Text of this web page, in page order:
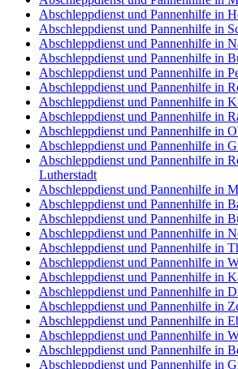
Abschleppdienst und Pannenhilfe in
Abschleppdienst und Pannenhilfe in
Abschleppdienst und Pannenhilfe in
Abschleppdienst und Pannenhilfe in
Abschleppdienst und Pannenhilfe in
Abschleppdienst und Pannenhilfe in
Abschleppdienst und Pannenhilfe in
Abschleppdienst und Pannenhilfe in
Abschleppdienst und Pannenhilfe in
Abschleppdienst und Pannenhilfe in
Abschleppdienst und Pannenhilfe in
Lutherstadt
Abschleppdienst und Pannenhilfe in
Abschleppdienst und Pannenhilfe in
Abschleppdienst und Pannenhilfe in
Abschleppdienst und Pannenhilfe in
Abschleppdienst und Pannenhilfe in
Abschleppdienst und Pannenhilfe in
Abschleppdienst und Pannenhilfe in
Abschleppdienst und Pannenhilfe in
Abschleppdienst und Pannenhilfe in
Abschleppdienst und Pannenhilfe in
Abschleppdienst und Pannenhilfe in
Abschleppdienst und Pannenhilfe in
Abschleppdienst und Pannenhilfe in